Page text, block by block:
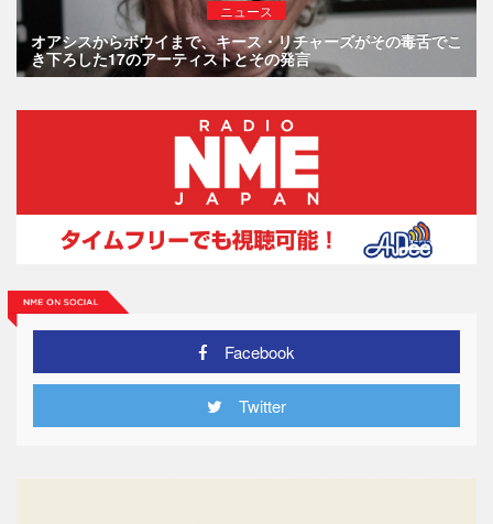
ニュース
オアシスからボウイまで、キース・リチャーズがその毒舌でこ
き下ろした17のアーティストとその発言
Facebook
Twitter